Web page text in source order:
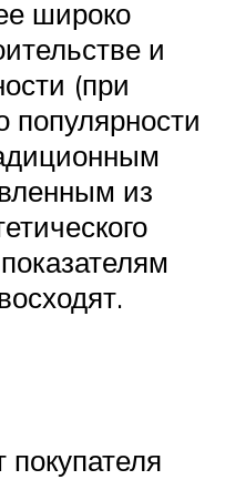
широко
и
(при
из
покупателя